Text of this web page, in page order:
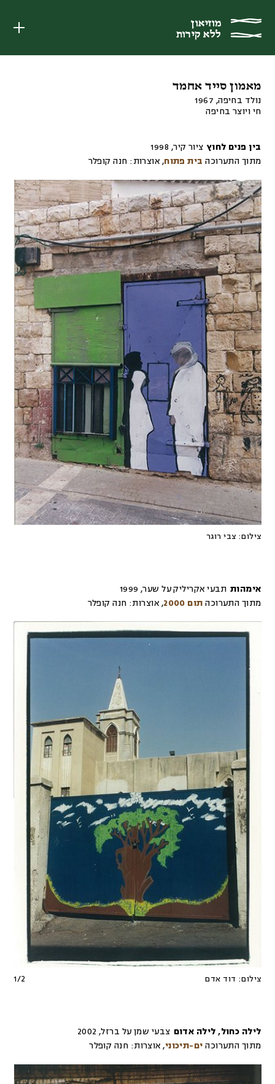
מוזיאון
ללא קירות
מוזיאון
ללא קירות
מאמון סייד אחמד
נולד בחיפה, 1967
חי ויוצר בחיפה
בין פנים לחוץ ציור קיר,
1998
מתוך התערוכה בית פתוח, אוצרות: חנה קופלר
צילום: צבי רוגר
אימהות תבעי אקריליק על שער,
1999
מתוך התערוכה תום 2000 , אוצרות: חנה קופלר
צילום: דוד אדם 1/2
לילה כחול, לילה אדום צבעי שמן על ברזל,
2002
מתוך התערוכה ים-תיכוני, אוצרות: חנה קופלר